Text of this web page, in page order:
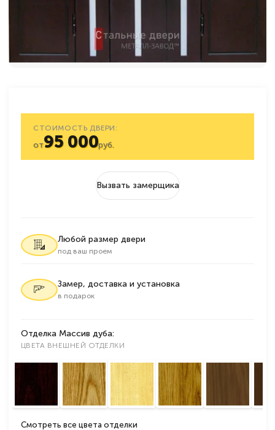
СТОИМОСТЬ ДВЕРИ:
от95 000руб.
Вызвать замерщика
Любой размер двери
под ваш проем
Замер, доставка и установка
в подарок
Отделка Массив дуба:
ЦВЕТА ВНЕШНЕЙ ОТДЕЛКИ
Смотреть все цвета отделки